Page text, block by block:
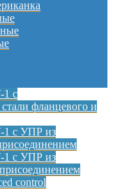
1 с
фланцевого и
1 с УПР из
1 с УПР из
control